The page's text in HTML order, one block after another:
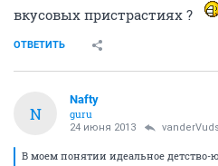
вкусовых пристрастиях ?
ОТВЕТИТЬ
N
Nafty
guru
24 июня 2013
В моем понятии идеальное детство-